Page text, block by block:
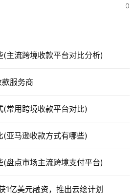
0
(主流跨境收款平台对比分析)
服务商
(常用跨境收款平台对比)
(亚马逊收款方式有哪些)
(盘点市场主流跨境支付平台)
1亿美元融资，推出云绘计划